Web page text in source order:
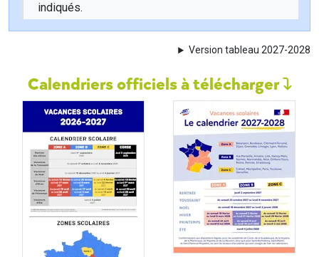
indiqués.
Version tableau 2027-2028
Calendriers officiels à télécharger